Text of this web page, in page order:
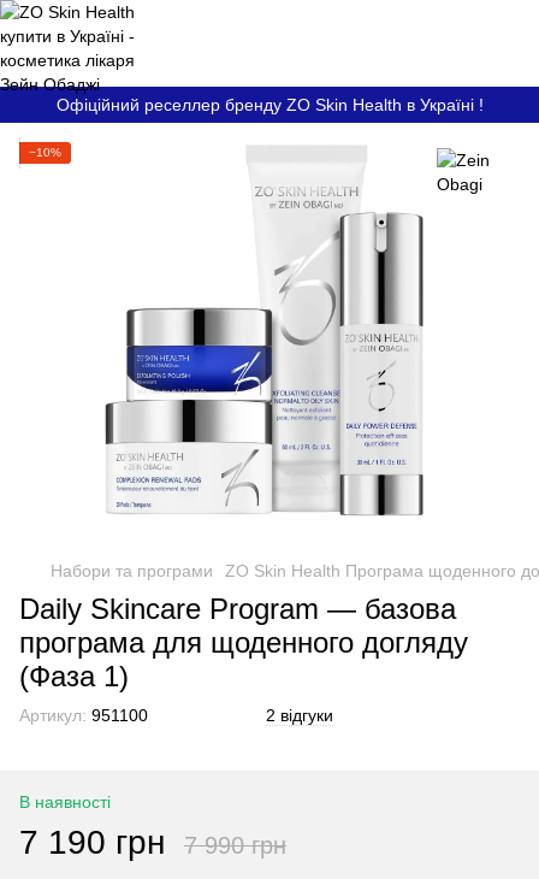
Офіційний реселлер бренду ZO Skin Health в Україні !
−10%
Набори та програми ZO Skin Health Програма щоденного
Daily Skincare Program — базова
програма для щоденного догляду
(Фаза 1)
Артикул: 951100 2 відгуки
В наявності
7 190 грн 7 990 грн